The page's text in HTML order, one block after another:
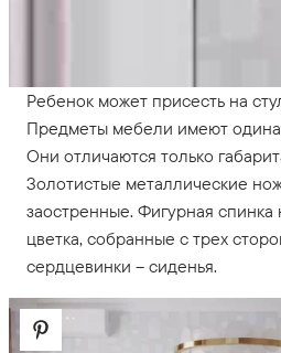
Ребенок может присесть на
Предметы мебели имеют
Они отличаются только
Золотистые металлические
заостренные. Фигурная
цветка, собранные с трех
сердцевинки – сиденья.